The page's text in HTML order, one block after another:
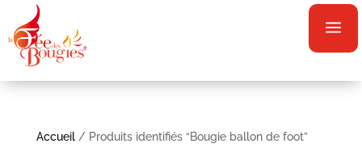
a
Accueil/ Produits identifiés “Bougie ballon de foot”